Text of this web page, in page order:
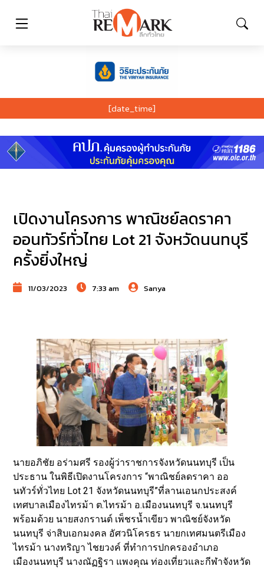
[date_time]
เปิดงานโครงการ พาณิชย์ลดราคา
ออนทัวร์ทั่วไทย Lot 21 จังหวัดนนทบุรี
ครั้งยิ่งใหญ่
11/03/2023 7:33 am Sanya
นายอภิชัย อร่ามศรี รองผู้ว่าราชการจังหวัดนนทบุรี เป็น
ประธาน ในพิธีเปิดงานโครงการ “พาณิชย์ลดราคา ออ
นทัวร์ทั่วไทย Lot 21 จังหวัดนนทบุรี”ที่ลานเอนกประสงค์
เทศบาลเมืองไทรม้า ต.ไทรม้า อ.เมืองนนทบุรี จ.นนทบุรี
พร้อมด้วย นายสงกรานต์ เพ็ชรน้ำเขียว พาณิชย์จังหวัด
นนทบุรี จ่าสิบเอกมงคล อัศวนิโครธร นายกเทศมนตรีเมือง
ไทรม้า นางทริญา ไชยวงค์ ที่ทำการปกครองอำเภอ
เมืองนนทบุรี นางณัฏฐิรา แพงคุณ ท่องเที่ยวและกีฬาจังหวัด